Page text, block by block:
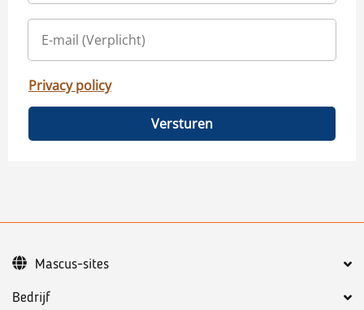
Privacy policy
Versturen
Bedrijf
Mascus-sites